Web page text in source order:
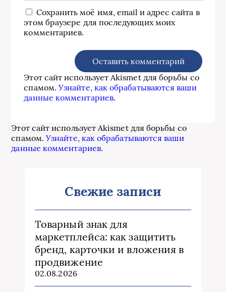
Сохранить моё имя, email и адрес сайта в
этом браузере для последующих моих
комментариев.
Этот сайт использует Akismet для борьбы со
спамом.Узнайте, как обрабатываются ваши
данные комментариев.
Этот сайт использует Akismet для борьбы со
спамом.Узнайте, как обрабатываются ваши
данные комментариев.
Свежие записи
Товарный знак для
маркетплейса: как защитить
бренд, карточки и вложения в
продвижение
02.08.2026